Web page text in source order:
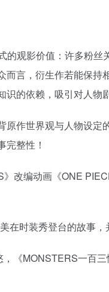
观影价值：许多粉丝
言，衍生作若能保持
的依赖，吸引对人物
作世界观与人物设定
整性！
改编动画《ONE
在时装秀登台的故事
《MONSTERS一百